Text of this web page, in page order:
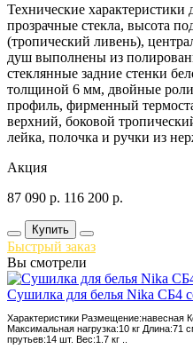
Технические
прозрачные стекла, высота
(тропический ливень),
душ выполнены из
стеклянные задние стенки
толщиной 6 мм, двойные
профиль, фирменный
верхний, боковой
лейка, полочка и ручки из
Акция
87 090 р. 116 200 р.
Купить
Быстрый заказ
Вы смотрели
Сушилка для белья Nika СБ4
Характеристики Размещение:навесная
Максимальная нагрузка:10 кг
прутьев:14 шт. Вес:1.7 кг ..